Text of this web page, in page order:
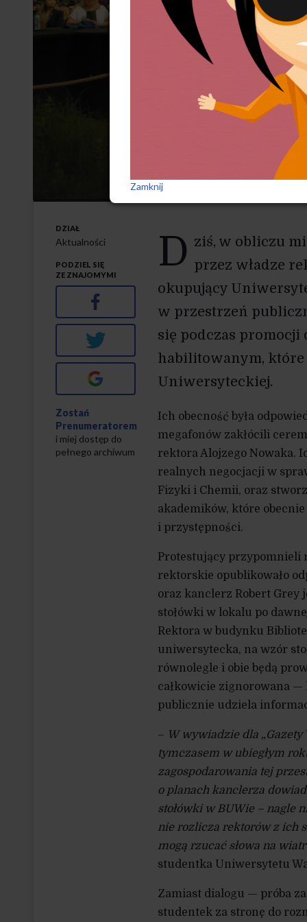
D ziś, w obliczu
przez władze
okupujący
w przestrzeń
się podczas
habilitowanym, które
Uniwersyteckiej.
Ich obecność była
megafonów zakłócili
rektora Alojzego Nowaka.
realnych negocjacji w
Fizyki i Chemii, oraz
akademików, które
i przystępności.
Protestujący przypomnieli
rektorskie opublikowało
oraz kanclerz Robert
stołówki w lokalu po
Rektora w budynku
uniwersytecka, na wzór
równolegle i obie będą
całkowicie zignorowana
publicznie udziela
– W wywiadzie dla
tymczasem w ubiegłym
zagospodarowania tej
o planach kanclerza
stołówki w BUWie – nagle
nie rozlicza rektorów z ich
mogą rzucać słowa na
studentka Uniwersytetu
Zamiast dialogu — próba
studentek za stronę do
DZIAŁ
Aktualności
PODZIEL SIĘ
ZE ZNAJOMYMI
Facebook
Twitter
Zostań
Prenumeratorem
i miej dostęp do
pełnego archiwum
Zamknij